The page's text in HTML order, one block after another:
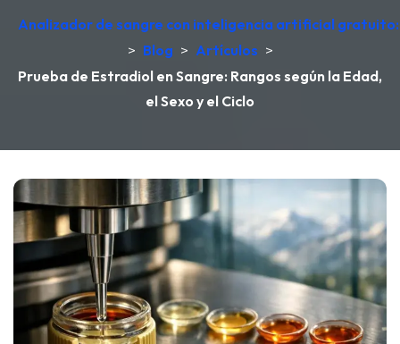
Analizador de sangre con inteligencia artificial
> Blog > Artículos >
Prueba de Estradiol en Sangre: Rangos según la Edad,
el Sexo y el Ciclo